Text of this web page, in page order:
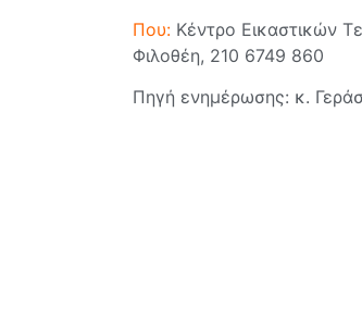
Που: Κέντρο Εικαστικών
Φιλοθέη, 210 6749 860
Πηγή ενημέρωσης: κ.